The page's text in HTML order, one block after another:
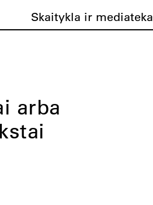
Skaitykla ir mediateka
arba